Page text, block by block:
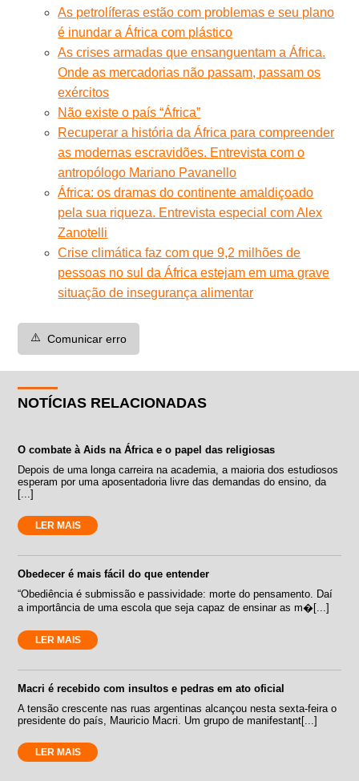
As petrolíferas estão com problemas e seu plano
é inundar a África com plástico
As crises armadas que ensanguentam a África.
Onde as mercadorias não passam, passam os
exércitos
Não existe o país “África”
Recuperar a história da África para compreender
as modernas escravidões. Entrevista com o
antropólogo Mariano Pavanello
África: os dramas do continente amaldiçoado
pela sua riqueza. Entrevista especial com Alex
Zanotelli
Crise climática faz com que 9,2 milhões de
pessoas no sul da África estejam em uma grave
situação de insegurança alimentar
⚠️ Comunicar erro
NOTÍCIAS RELACIONADAS
O combate à Aids na África e o papel das religiosas
Depois de uma longa carreira na academia, a maioria dos estudiosos
esperam por uma aposentadoria livre das demandas do ensino, da
[...]
LER MAIS
Obedecer é mais fácil do que entender
“Obediência é submissão e passividade: morte do pensamento. Daí
a importância de uma escola que seja capaz de ensinar as m�[...]
LER MAIS
Macri é recebido com insultos e pedras em ato oficial
A tensão crescente nas ruas argentinas alcançou nesta sexta-feira o
presidente do país, Mauricio Macri. Um grupo de manifestant[...]
LER MAIS